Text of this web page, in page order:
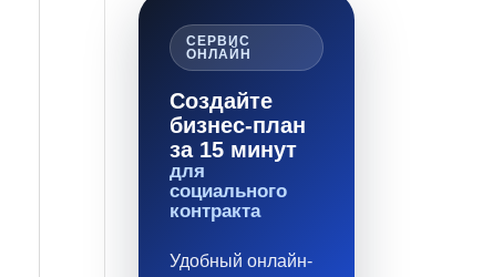
СЕРВИС
ОНЛАЙН
Создайте
бизнес-план
за 15 минут
для
социального
контракта
Удобный онлайн-